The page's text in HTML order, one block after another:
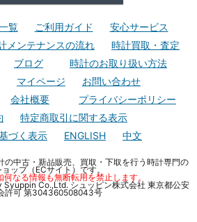
覧 ご利用ガイド
安心サービス
メンテナンスの流れ
時計買取・査定
ブログ
時計のお取り扱い方法
マイページ
お問い合わせ
会社概要
プライバシーポリシー
特定商取引に関する表示
づく表示
ENGLISH 中文
の中古・新品販売、買取・下取を行う時計専門の
ップ（ECサイト）です。
何なる情報も無断転用を禁止します。
Co.,Ltd. シュッピン株式会社 東京都公安
許可 第304360508043号